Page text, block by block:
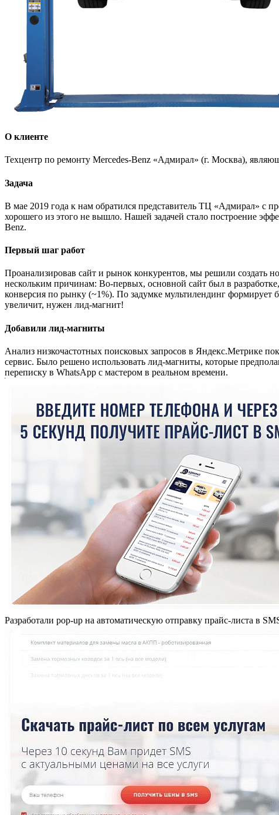
О клиенте
Техцентр по ремонту Mercedes-Benz «Адмирал» (г. Москва),
Задача
В мае 2019 года к нам обратился представитель ТЦ «Адмирал» с
хорошего из этого не вышло. Нашей задачей стало построение
Benz.
Первый шаг работ
Проанализировав сайт и рынок конкурентов, мы решили создать
нескольким причинам: Во-первых, основной сайт был в
конверсия по рынку (~1%). По задумке мультилендинг
увеличит, нужен лид-магнит!
Добавили лид-магниты
Анализ низкочастотных поисковых запросов в Яндекс.Метрике
сервис. Было решено использовать лид-магниты, которые
переписку в WhatsApp с мастером в реальном времени.
Разработали pop-up на автоматическую отправку прайс-листа в